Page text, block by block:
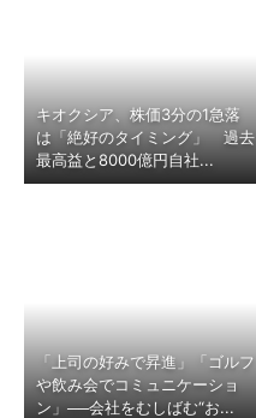
キオクシア、株価3分の1急落
は「絶好のタイミング」 過去
最高益と8000億円自社...
「上司の好みで昇進」「ゴルフ
や飲み会でコミュニケーショ
ン」──会社をむしばむ“お...